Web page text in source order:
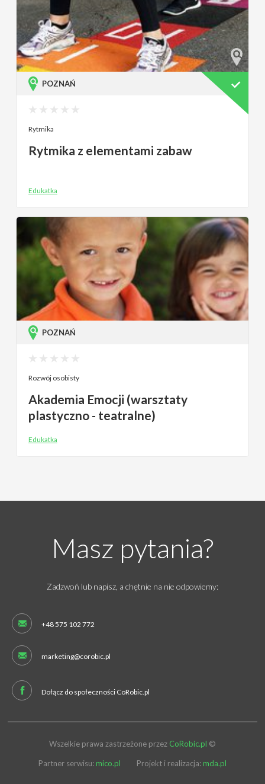
POZNAŃ
Rytmika
Rytmika z elementami zabaw
Edukatka
POZNAŃ
Rozwój osobisty
Akademia Emocji (warsztaty
plastyczno - teatralne)
Edukatka
Masz pytania?
Zadzwoń lub napisz, a chętnie na nie odpowiemy:
+48 575 102 772
marketing@corobic.pl
Dołącz do społeczności CoRobic.pl
Wszelkie prawa zastrzeżone przez CoRobic.pl ©
Partner serwisu: mico.pl Projekt i realizacja: mda.pl